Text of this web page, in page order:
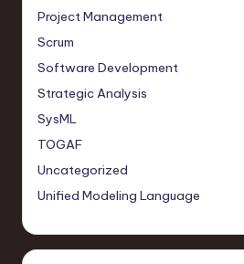
Project Management
Scrum
Software Development
Strategic Analysis
SysML
TOGAF
Uncategorized
Unified Modeling Language